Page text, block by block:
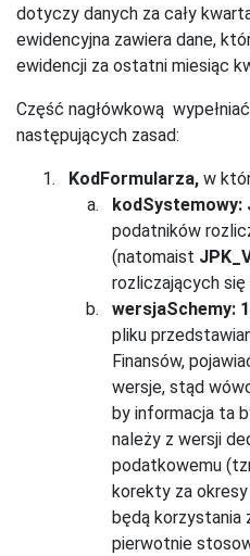
dotyczy danych za cały
ewidencyjna zawiera dane,
ewidencji za ostatni miesiąc
Część nagłówkową
następujących zasad:
KodFormularza, w
kodSystemowy:
podatników
(natomaist
rozliczających
wersjaSchemy:
pliku
Finansów,
wersje, stąd
by informacja ta
należy z wersji
podatkowemu
korekty za
będą korzystania
pierwotnie